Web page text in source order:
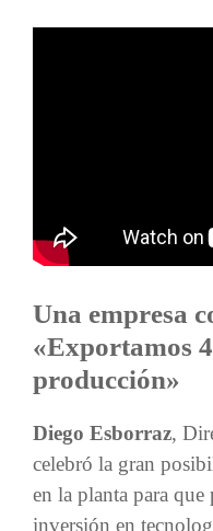
Una empresa
«Exportamos
producción»
Diego Esborraz,
celebró la gran
en la planta para
inversión en